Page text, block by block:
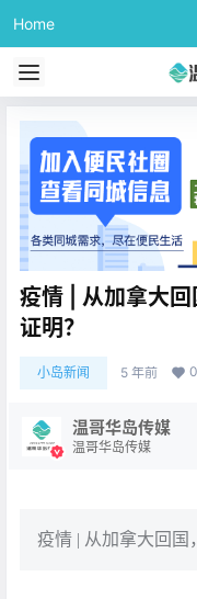
Home
疫情 | 从加拿大
证明？
小岛新闻 5 年前 0
温哥华岛传媒
温哥华岛传媒
疫情 | 从加拿大回国